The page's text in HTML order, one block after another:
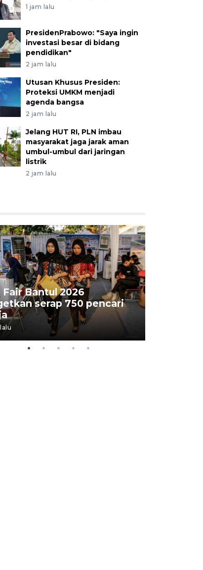
1 jam lalu
PresidenPrabowo: "Saya ingin
investasi besar di bidang
pendidikan"
2 jam lalu
Utusan Khusus Presiden:
Proteksi UMKM menjadi
agenda bangsa
2 jam lalu
Jelang HUT RI, PLN imbau
masyarakat jaga jarak aman
umbul-umbul dari jaringan
listrik
2 jam lalu
Fair Bantul 2026
serap 750 pencari